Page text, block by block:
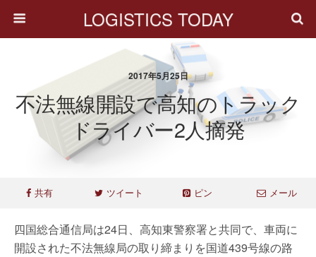
LOGISTICS TODAY
2017年5月25日
不法無線開設で高知のトラック
ドライバー2人摘発
共有 ツイート ピン メール
四国総合通信局は24日、高知東警察署と共同で、車両に
開設された不法無線局の取り締まりを国道439号線の路